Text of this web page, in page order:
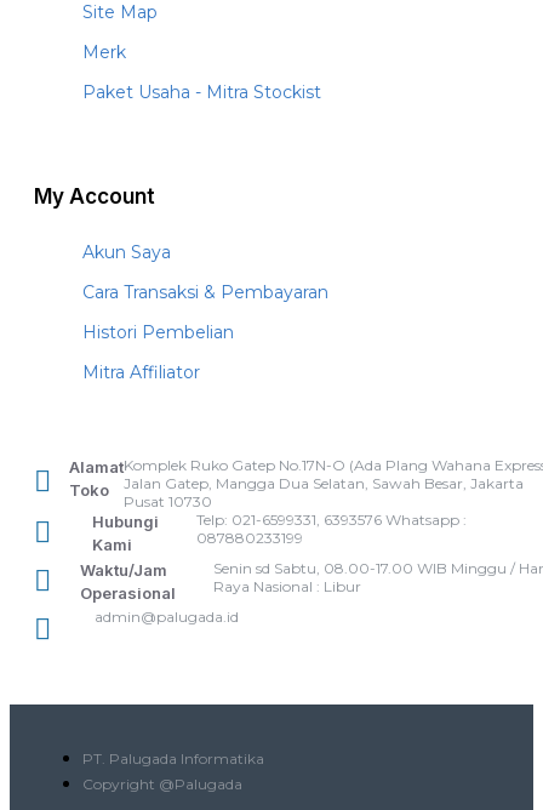
Site Map
Merk
Paket Usaha - Mitra Stockist
My Account
Akun Saya
Cara Transaksi & Pembayaran
Histori Pembelian
Mitra Affiliator
Alamat
Toko
Komplek Ruko Gatep No.17N-O (Ada Plang Wahana
Jalan Gatep, Mangga Dua Selatan, Sawah Besar, Jakarta
Pusat 10730
Hubungi
Kami
Telp: 021-6599331, 6393576 Whatsapp :
087880233199
Waktu/Jam
Operasional
Senin sd Sabtu, 08.00-17.00 WIB Minggu /
Raya Nasional : Libur
admin@palugada.id
PT. Palugada Informatika
Copyright @Palugada